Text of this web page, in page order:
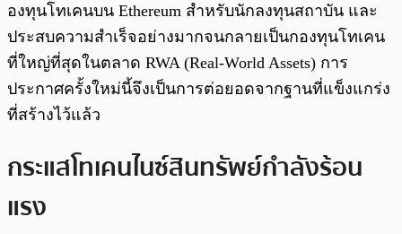
องทุนโทเคนบน Ethereum สำหรับนักลงทุนสถาบัน และ
ประสบความสำเร็จอย่างมากจนกลายเป็นกองทุนโทเคน
ที่ใหญ่ที่สุดในตลาด RWA (Real-World Assets) การ
ประกาศครั้งใหม่นี้จึงเป็นการต่อยอดจากฐานที่แข็งแกร่ง
ที่สร้างไว้แล้ว
กระแสโทเคนไนซ์สินทรัพย์กำลังร้อน
แรง